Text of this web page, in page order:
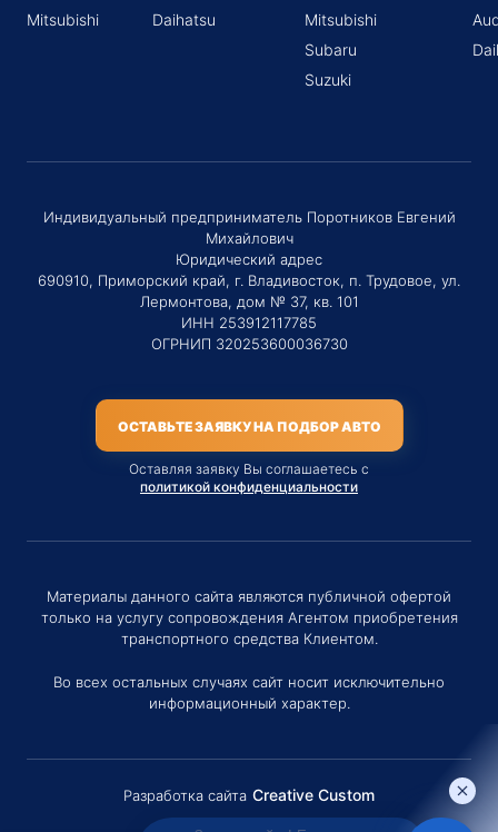
Mitsubishi
Daihatsu
Mitsubishi
Subaru
Suzuki
Индивидуальный предприниматель Поротников Евгений
Михайлович
Юридический адрес
690910, Приморский край, г. Владивосток, п. Трудовое, ул.
Лермонтова, дом № 37, кв. 101
ИНН 253912117785
ОГРНИП 320253600036730
ОСТАВЬТЕ ЗАЯВКУ НА ПОДБОР АВТО
Оставляя заявку Вы соглашаетесь с
политикой конфиденциальности
Материалы данного сайта являются публичной офертой
только на услугу сопровождения Агентом приобретения
транспортного средства Клиентом.
Во всех остальных случаях сайт носит исключительно
информационный характер.
Разработка сайта Creative Custom